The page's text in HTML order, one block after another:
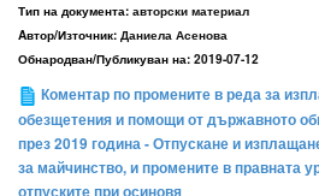
Тип на документа: авторски материал
Aвтор/Източник: Даниела Асенова
Обнародван/Публикуван на: 2019-07-12
Коментар по промените в реда за
обезщетения и помощи от държавното
през 2019 година - Отпускане и
за майчинство, и промените в правната
отпуските при осиновя